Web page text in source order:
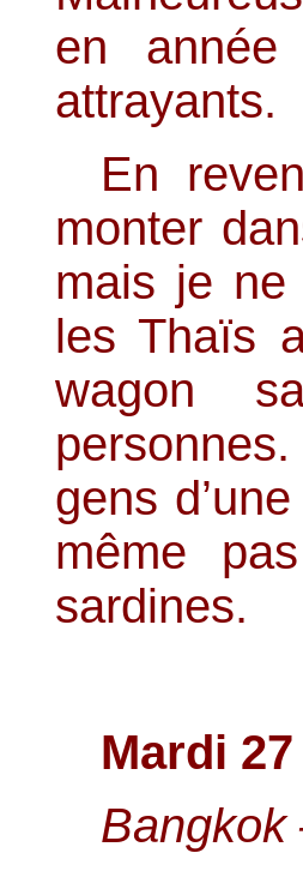
en
attrayants.
En
monter
mais je ne
les Thaïs
wagon
gens
même
sardines.
Mardi
Bangkok